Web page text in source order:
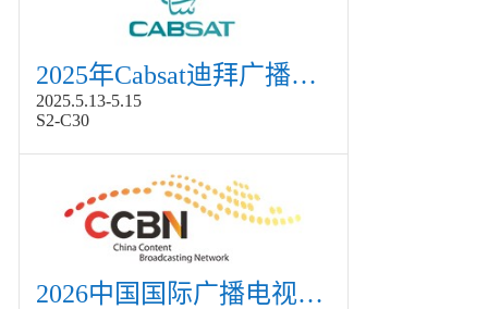
2025年Cabsat迪拜广播电视展
2025.5.13-5.15
S2-C30
2026中国国际广播电视信息网络展览会展